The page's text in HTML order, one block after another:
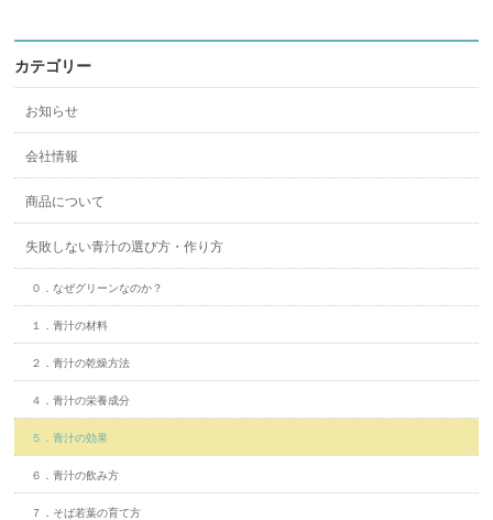
カテゴリー
お知らせ
会社情報
商品について
失敗しない青汁の選び方・作り方
０．なぜグリーンなのか？
１．青汁の材料
２．青汁の乾燥方法
４．青汁の栄養成分
５．青汁の効果
６．青汁の飲み方
７．そば若葉の育て方